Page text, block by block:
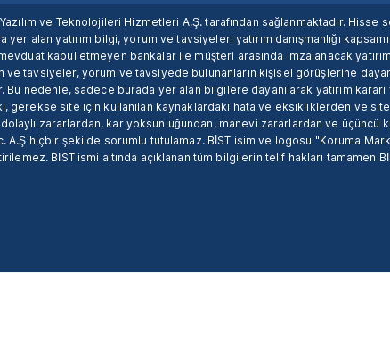
ve Teknolojileri Hizmetleri A.Ş. tarafından sağlanmaktadır.
alan yatırım bilgi, yorum ve tavsiyeleri yatırım danışmanlığı
kabul etmeyen bankalar ile müşteri arasında imzalanacak
ve tavsiyeler, yorum ve tavsiyede bulunanların kişisel görüşlerine
nedenle, sadece burada yer alan bilgilere dayanılarak yatırım
site için kullanılan kaynaklardaki hata ve eksikliklerden ve
zararlardan, kar yoksunluğundan, manevi zararlardan ve üçüncü
A.Ş hiçbir şekilde sorumlu tutulamaz. BİST isim ve logosu "Koruma
BİST ismi altında açıklanan tüm bilgilerin telif hakları tamamen